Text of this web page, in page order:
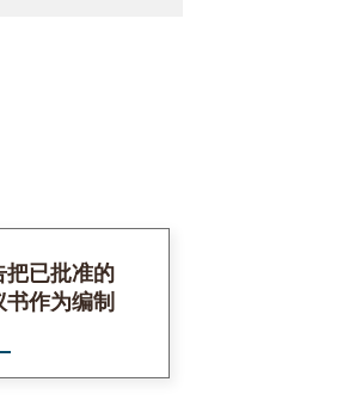
把已批准的
作为编制